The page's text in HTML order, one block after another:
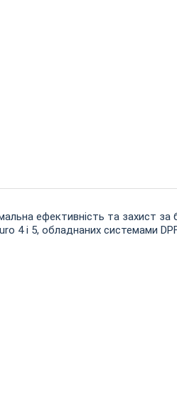
ефективність та захист за
4 і 5, обладнаних системами